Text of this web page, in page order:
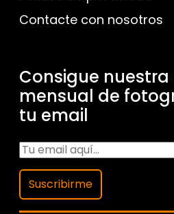
Contacte con nosotros
Consigue nuestra
mensual de
tu email
Suscribirme